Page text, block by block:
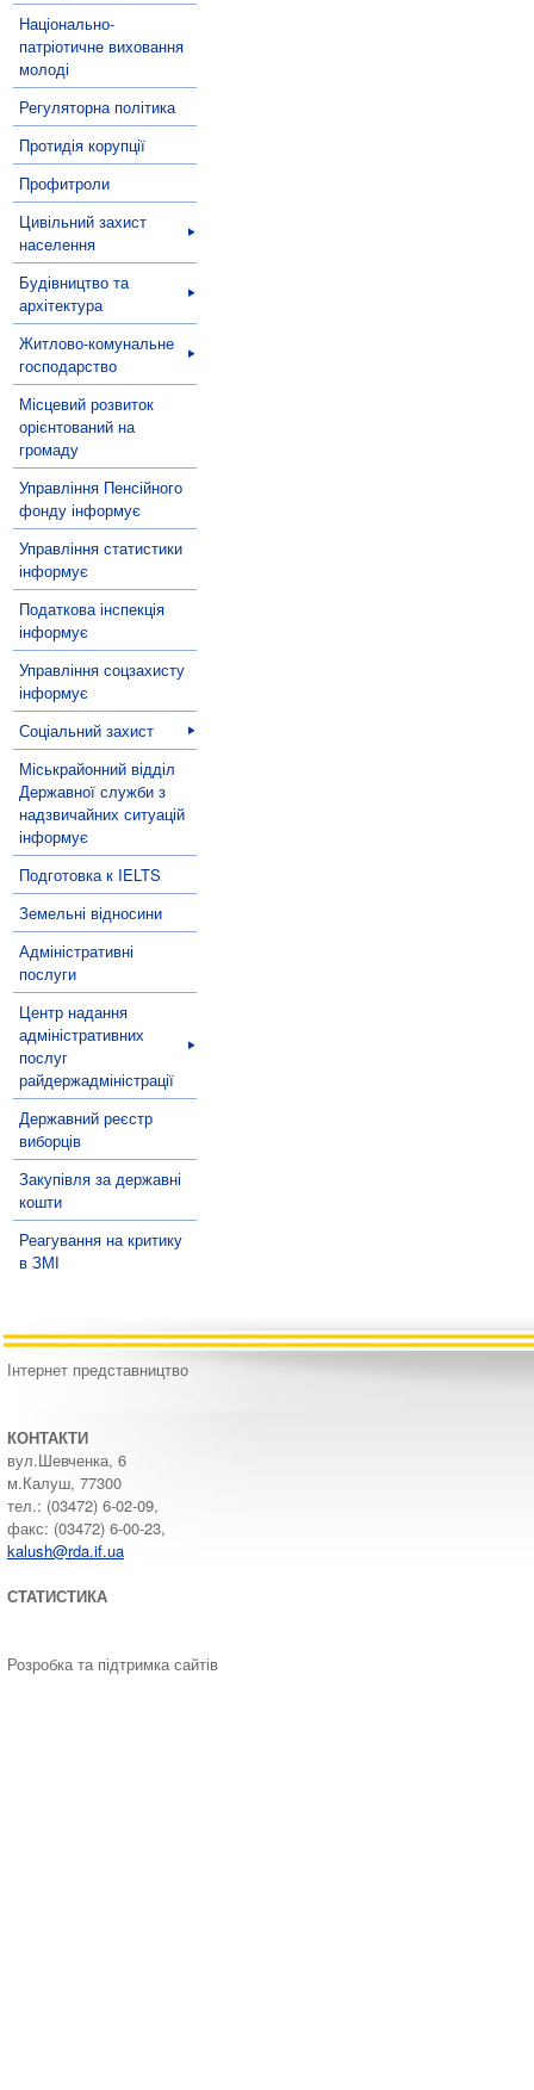
Національно-
патріотичне виховання
молоді
Регуляторна політика
Протидія корупції
Профитроли
Цивільний захист
населення
Будівництво та
архітектура
Житлово-комунальне
господарство
Місцевий розвиток
орієнтований на
громаду
Управління Пенсійного
фонду інформує
Управління статистики
інформує
Податкова інспекція
інформує
Управління соцзахисту
інформує
Соціальний захист
Міськрайонний відділ
Державної служби з
надзвичайних ситуацій
інформує
Подготовка к IELTS
Земельні відносини
Адміністративні
послуги
Центр надання
адміністративних
послуг
райдержадміністрації
Державний реєстр
виборців
Закупівля за державні
кошти
Реагування на критику
в ЗМІ
Інтернет представництво
КОНТАКТИ
вул.Шевченка, 6
м.Калуш, 77300
тел.: (03472) 6-02-09,
факс: (03472) 6-00-23,
kalush@rda.if.ua
СТАТИСТИКА
Розробка та підтримка сайтів